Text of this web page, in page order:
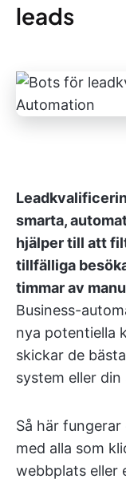
leads
smarta,
hjälper till att
tillfälliga
timmar av
Business-
nya potentiella
skickar de
system eller
Så här
med alla som
webbplats eller